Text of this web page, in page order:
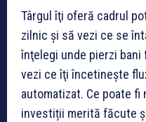
Târgul îţi oferă cadrul
zilnic şi să vezi ce se
înţelegi unde pierzi
vezi ce îţi încetineşte
automatizat. Ce poate fi
investiții merită făcute